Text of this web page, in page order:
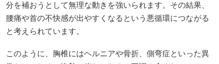
分を補おうとして無理な動きを強いられます。その結果、
腰痛や首の不快感が出やすくなるという悪循環につながる
と考えられています。
このように、胸椎にはヘルニアや骨折、側弯症といった異